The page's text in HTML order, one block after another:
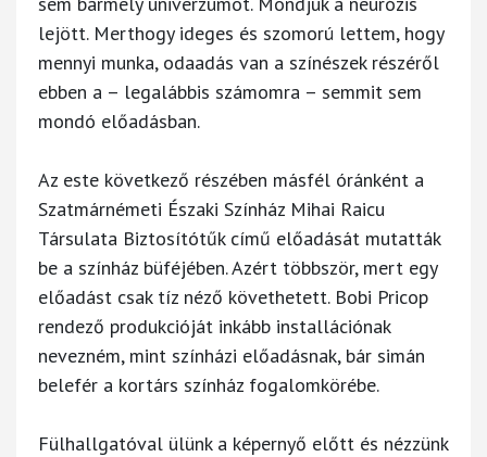
lejött. Merthogy ideges és szomorú lettem, hogy
mennyi munka, odaadás van a színészek részéről
ebben a – legalábbis számomra – semmit sem
mondó előadásban.
Az este következő részében másfél óránként a
Szatmárnémeti Északi Színház Mihai Raicu
Társulata Biztosítótűk című előadását mutatták
be a színház büféjében. Azért többször, mert egy
előadást csak tíz néző követhetett. Bobi Pricop
rendező produkcióját inkább installációnak
nevezném, mint színházi előadásnak, bár simán
belefér a kortárs színház fogalomkörébe.
Fülhallgatóval ülünk a képernyő előtt és nézzünk